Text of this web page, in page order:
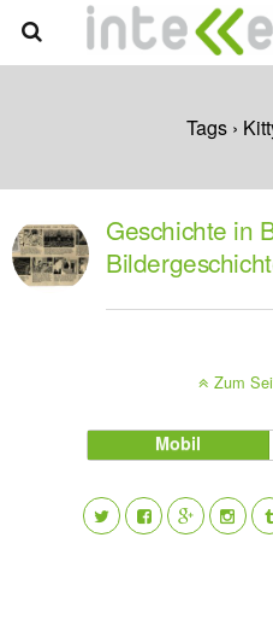
Tags ›
Geschichte in
Zum
Mobil